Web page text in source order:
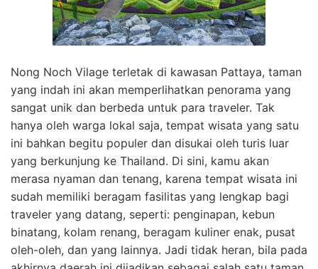
Nong Noch Vilage terletak di kawasan Pattaya, taman
yang indah ini akan memperlihatkan penorama yang
sangat unik dan berbeda untuk para traveler. Tak
hanya oleh warga lokal saja, tempat wisata yang satu
ini bahkan begitu populer dan disukai oleh turis luar
yang berkunjung ke Thailand. Di sini, kamu akan
merasa nyaman dan tenang, karena tempat wisata ini
sudah memiliki beragam fasilitas yang lengkap bagi
traveler yang datang, seperti: penginapan, kebun
binatang, kolam renang, beragam kuliner enak, pusat
oleh-oleh, dan yang lainnya. Jadi tidak heran, bila pada